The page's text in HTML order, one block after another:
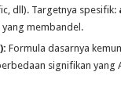
dll). Targetnya spesifik:
yang membandel.
Formula dasarnya
signifikan yang